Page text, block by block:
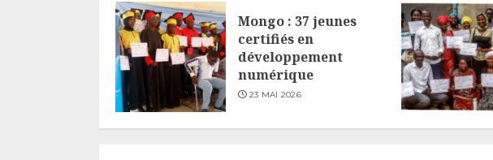
Mongo : 37 jeunes
certifiés en
développement
numérique
23 MAI 2026